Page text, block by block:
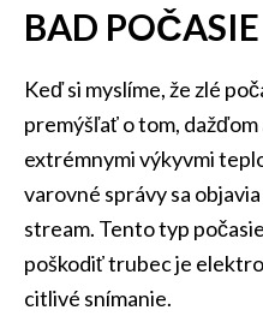
BAD
Keď si myslíme, že zlé
premýšľať o tom, dažďom
extrémnymi výkyvmi
varovné správy sa
stream. Tento typ
poškodiť trubec je
citlivé snímanie.